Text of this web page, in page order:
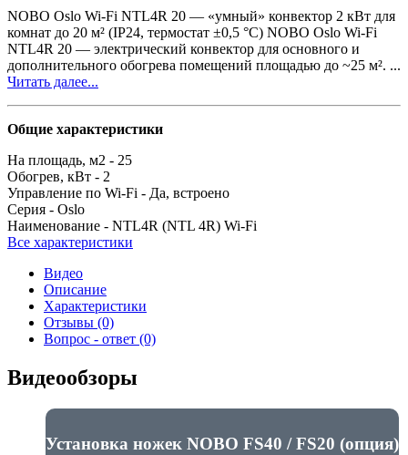
NOBO Oslo Wi-Fi NTL4R 20 — «умный» конвектор 2 кВт для
комнат до 20 м² (IP24, термостат ±0,5 °C) NOBO Oslo Wi-Fi
NTL4R 20 — электрический конвектор для основного и
дополнительного обогрева помещений площадью до ~25 м². ...
Читать далее...
Общие характеристики
На площадь, м2 - 25
Обогрев, кВт - 2
Управление по Wi-Fi - Да, встроено
Серия - Oslo
Наименование - NTL4R (NTL 4R) Wi-Fi
Все характеристики
Видео
Описание
Характеристики
Отзывы (0)
Вопрос - ответ (0)
Видеообзоры
Установка ножек NOBO FS40 / FS20 (опция)